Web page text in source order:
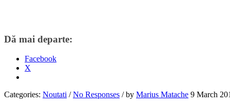
Dă mai departe:
Facebook
X
Categories: Noutati / No Responses /by Marius Matache 9 March